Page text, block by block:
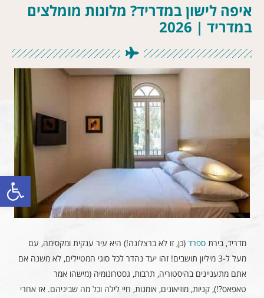
פתח
איפה לישון במדריד? מלונות מומלצים
במדריד | 2026
מדריד, בירת ספרד (כן, זו לא ברצלונה!) היא עיר ענקית ומקסימה, עם
מעל ל-3 מיליון תושבים! זהו יעד נהדר לכל סוגי המטיילים, לא משנה אם
אתם מתעניינים בהיסטוריה, תרבות, גסטרונומיה (מישהו אמר
טאפאס?!), קניות, מוזיאונים, אומנות, חיי לילה וכל מה שביניהם. אז אחרי